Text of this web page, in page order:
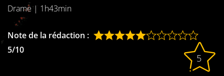
Les acteurs
Les actrices
Drame| 1h43min
Note de la rédaction :
5/10
5